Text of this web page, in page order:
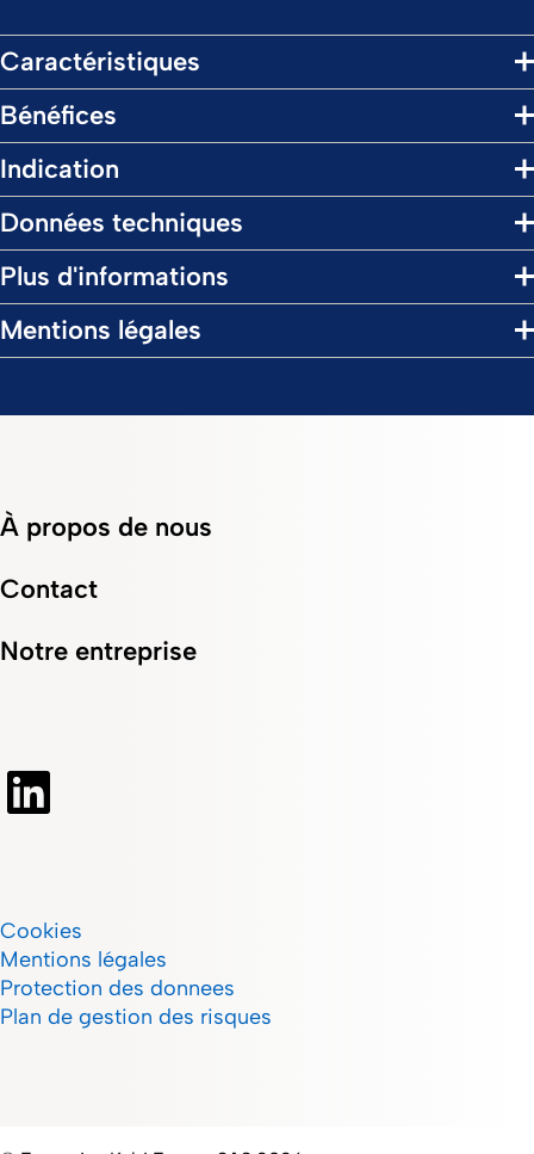
Caractéristiques
Bénéfices
Indication
Données techniques
Plus d'informations
Mentions légales
À propos de nous
Contact
Notre entreprise
Cookies
Mentions légales
Protection des donnees
Plan de gestion des risques